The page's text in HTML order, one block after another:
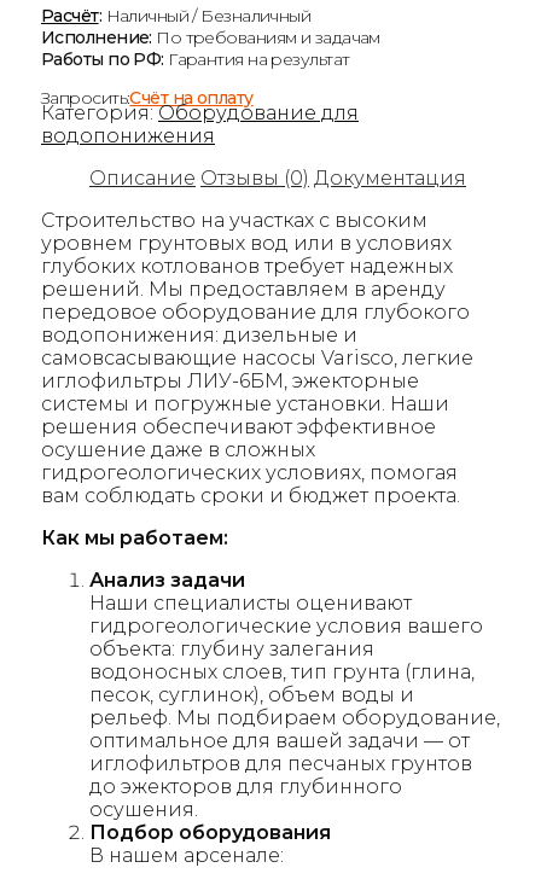
для
водопонижения
Расчёт: Наличный / Безналичный
Исполнение: По требованиям и задачам
Работы по РФ: Гарантия на результат
Запросить:Счёт на оплату
Категория:Оборудование для
водопонижения
Описание Отзывы (0) Документация
Строительство на участках с высоким
уровнем грунтовых вод или в условиях
глубоких котлованов требует надежных
решений. Мы предоставляем в аренду
передовое оборудование для глубокого
водопонижения: дизельные и
самовсасывающие насосы Varisco, легкие
иглофильтры ЛИУ-6БМ, эжекторные
системы и погружные установки. Наши
решения обеспечивают эффективное
осушение даже в сложных
гидрогеологических условиях, помогая
вам соблюдать сроки и бюджет проекта.
Как мы работаем:
Анализ задачи
Наши специалисты оценивают
гидрогеологические условия вашего
объекта: глубину залегания
водоносных слоев, тип грунта (глина,
песок, суглинок), объем воды и
рельеф. Мы подбираем оборудование,
оптимальное для вашей задачи — от
иглофильтров для песчаных грунтов
до эжекторов для глубинного
осушения.
Подбор оборудования
В нашем арсенале: